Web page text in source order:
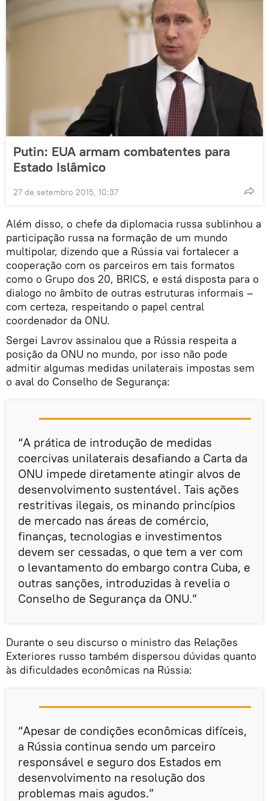
Putin: EUA armam combatentes para
Estado Islâmico
27 de setembro 2015, 10:37
Além disso, o chefe da diplomacia russa sublinhou a
participação russa na formação de um mundo
multipolar, dizendo que a Rússia vai fortalecer a
cooperação com os parceiros em tais formatos
como o Grupo dos 20, BRICS, e está disposta para o
dialogo no âmbito de outras estruturas informais –
com certeza, respeitando o papel central
coordenador da ONU.
Sergei Lavrov assinalou que a Rússia respeita a
posição da ONU no mundo, por isso não pode
admitir algumas medidas unilaterais impostas sem
o aval do Conselho de Segurança:
“A prática de introdução de medidas
coercivas unilaterais desafiando a Carta da
ONU impede diretamente atingir alvos de
desenvolvimento sustentável. Tais ações
restritivas ilegais, os minando princípios
de mercado nas áreas de comércio,
finanças, tecnologias e investimentos
devem ser cessadas, o que tem a ver com
o levantamento do embargo contra Cuba, e
outras sanções, introduzidas à revelia o
Conselho de Segurança da ONU.”
Durante o seu discurso o ministro das Relações
Exteriores russo também dispersou dúvidas quanto
às dificuldades econômicas na Rússia:
“Apesar de condições econômicas difíceis,
a Rússia continua sendo um parceiro
responsável e seguro dos Estados em
desenvolvimento na resolução dos
problemas mais agudos.”